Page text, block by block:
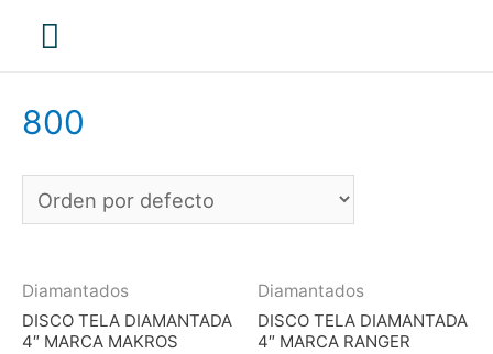
Menú
800
Diamantados
DISCO TELA DIAMANTADA
4″ MARCA MAKROS
Diamantados
DISCO TELA DIAMANTADA
4″ MARCA RANGER